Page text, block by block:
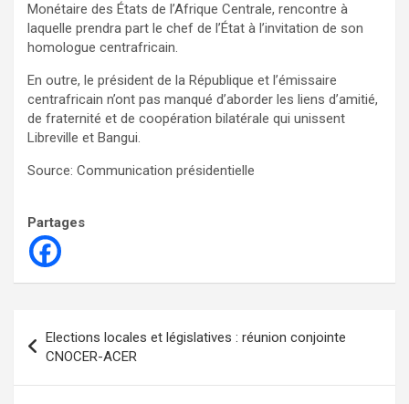
Monétaire des États de l’Afrique Centrale, rencontre à
laquelle prendra part le chef de l’État à l’invitation de son
homologue centrafricain.
En outre, le président de la République et l’émissaire
centrafricain n’ont pas manqué d’aborder les liens d’amitié,
de fraternité et de coopération bilatérale qui unissent
Libreville et Bangui.
Source: Communication présidentielle
Partages
de
l’article
Elections locales et législatives : réunion conjointe
CNOCER-ACER